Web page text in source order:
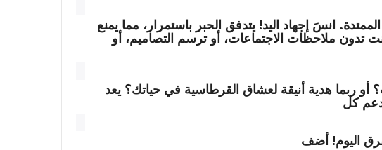
انسَ إجهاد اليد! يتدفق الحبر باستمرار، مما يمنع
تدون ملاحظات الاجتماعات، أو ترسم التصاميم، أو